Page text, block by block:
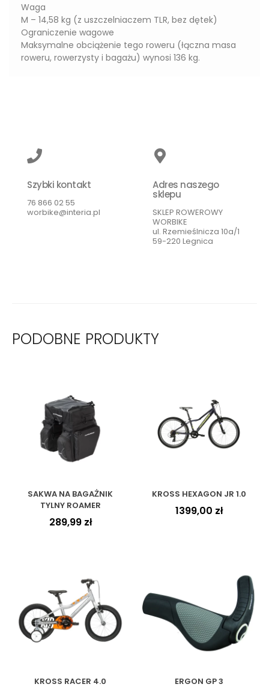
Waga
M – 14,58 kg (z uszczelniaczem TLR, bez dętek)
Ograniczenie wagowe
Maksymalne obciążenie tego roweru (łączna masa
roweru, rowerzysty i bagażu) wynosi 136 kg.
Szybki kontakt
76 866 02 55
worbike@interia.pl
Adres naszego
sklepu
SKLEP ROWEROWY
WORBIKE
ul. Rzemieślnicza 10a/1
59-220 Legnica
PODOBNE PRODUKTY
SAKWA NA BAGAŻNIK
TYLNY ROAMER
289,99 zł
KROSS HEXAGON JR 1.0
1399,00 zł
KROSS RACER 4.0 ERGON GP 3